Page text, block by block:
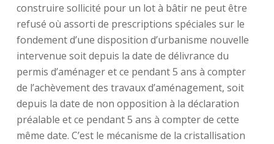
construire sollicité pour un lot à bâtir ne peut être
refusé où assorti de prescriptions spéciales sur le
fondement d’une disposition d’urbanisme nouvelle
intervenue soit depuis la date de délivrance du
permis d’aménager et ce pendant 5 ans à compter
de l’achèvement des travaux d’aménagement, soit
depuis la date de non opposition à la déclaration
préalable et ce pendant 5 ans à compter de cette
même date. C’est le mécanisme de la cristallisation